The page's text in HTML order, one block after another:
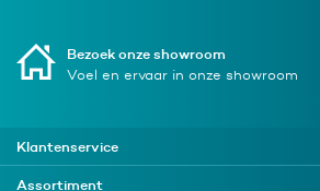
Bezoek onze showroom
Voel en ervaar in onze showroom
Klantenservice
Assortiment